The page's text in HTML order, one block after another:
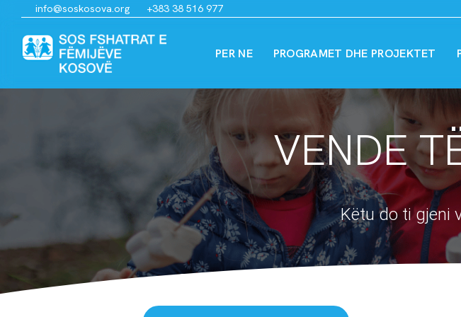
info@soskosova.org +383 38 516 977
PER NE PROGRAMET DHE PROJEKTET
VENDE
Këtu do ti gjeni